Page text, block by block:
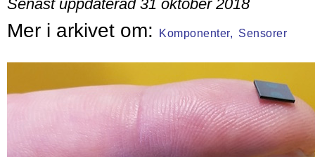
Senast uppdaterad 31 oktober 2018
Komponenter, Sensorer